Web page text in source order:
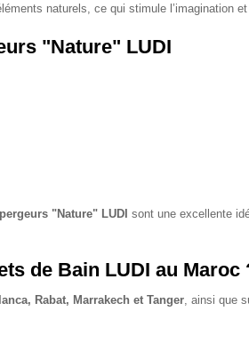
naturels, ce qui stimule l’imagination et
"Nature" LUDI
"Nature" LUDI sont une excellente
de Bain LUDI au Maroc
Rabat, Marrakech et Tanger , ainsi que